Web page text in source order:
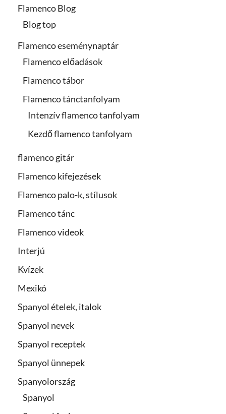
Flamenco Blog
Blog top
Flamenco eseménynaptár
Flamenco előadások
Flamenco tábor
Flamenco tánctanfolyam
Intenzív flamenco tanfolyam
Kezdő flamenco tanfolyam
flamenco gitár
Flamenco kifejezések
Flamenco palo-k, stílusok
Flamenco tánc
Flamenco videok
Interjú
Kvízek
Mexikó
Spanyol ételek, italok
Spanyol nevek
Spanyol receptek
Spanyol ünnepek
Spanyolország
Spanyol